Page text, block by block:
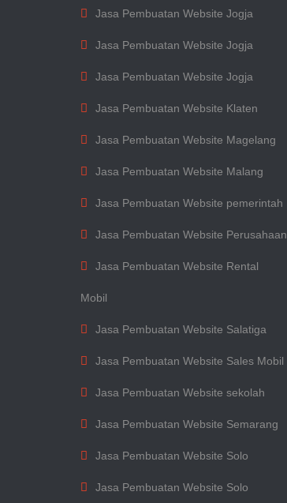
Jasa Pembuatan Website Jogja
Jasa Pembuatan Website Jogja
Jasa Pembuatan Website Jogja
Jasa Pembuatan Website Klaten
Jasa Pembuatan Website Magelang
Jasa Pembuatan Website Malang
Jasa Pembuatan Website pemerintah
Jasa Pembuatan Website Perusahaan
Jasa Pembuatan Website Rental
Mobil
Jasa Pembuatan Website Salatiga
Jasa Pembuatan Website Sales Mobil
Jasa Pembuatan Website sekolah
Jasa Pembuatan Website Semarang
Jasa Pembuatan Website Solo
Jasa Pembuatan Website Solo